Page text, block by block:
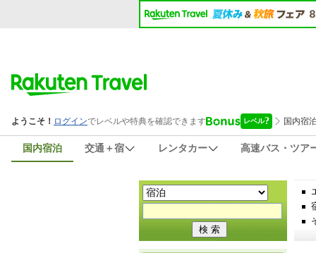
国内宿泊 交通＋宿 レンタカー 高速バス・ツア